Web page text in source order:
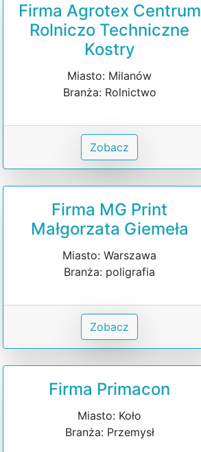
Firma Agrotex Centrum
Rolniczo Techniczne
Kostry
Miasto: Milanów
Branża: Rolnictwo
Zobacz
Firma MG Print
Małgorzata Giemeła
Miasto: Warszawa
Branża: poligrafia
Zobacz
Firma Primacon
Miasto: Koło
Branża: Przemysł